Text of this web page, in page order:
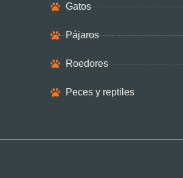
Gatos
Pájaros
Roedores
Peces y reptiles